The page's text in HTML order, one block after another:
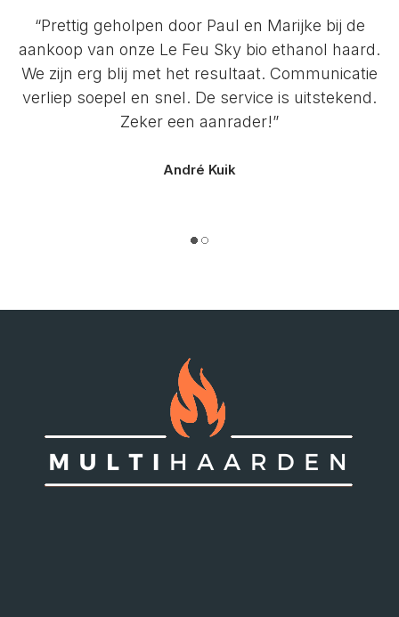
“Prettig geholpen door Paul en Marijke bij de
aankoop van onze Le Feu Sky bio ethanol haard.
We zijn erg blij met het resultaat. Communicatie
verliep soepel en snel. De service is uitstekend.
Zeker een aanrader!”
André Kuik